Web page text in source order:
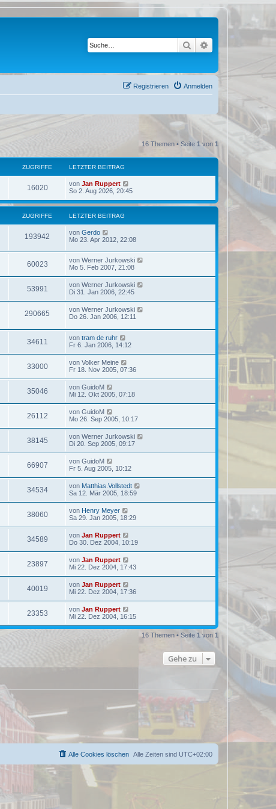
Suche Erweiterte Suche
Anmelden
Registrieren
16 Themen • Seite 1von 1
ZUGRIFFE LETZTER BEITRAG
16020 von Jan Ruppert
So 2. Aug 2026, 20:45
ZUGRIFFE LETZTER BEITRAG
193942 von Gerdo
Mo 23. Apr 2012, 22:08
60023 von Werner Jurkowski
Mo 5. Feb 2007, 21:08
53991 von Werner Jurkowski
Di 31. Jan 2006, 22:45
290665 von Werner Jurkowski
Do 26. Jan 2006, 12:11
34611 von tram de ruhr
Fr 6. Jan 2006, 14:12
33000 von Volker Meine
Fr 18. Nov 2005, 07:36
35046 von GuidoM
Mi 12. Okt 2005, 07:18
26112 von GuidoM
Mo 26. Sep 2005, 10:17
38145 von Werner Jurkowski
Di 20. Sep 2005, 09:17
66907 von GuidoM
Fr 5. Aug 2005, 10:12
34534 von Matthias.Vollstedt
Sa 12. Mär 2005, 18:59
38060 von Henry Meyer
Sa 29. Jan 2005, 18:29
34589 von Jan Ruppert
Do 30. Dez 2004, 10:19
23897 von Jan Ruppert
Mi 22. Dez 2004, 17:43
40019 von Jan Ruppert
Mi 22. Dez 2004, 17:36
23353 von Jan Ruppert
Mi 22. Dez 2004, 16:15
16 Themen • Seite 1von 1
Gehe zu
Alle Zeiten sind UTC+02:00
Alle Cookies löschen